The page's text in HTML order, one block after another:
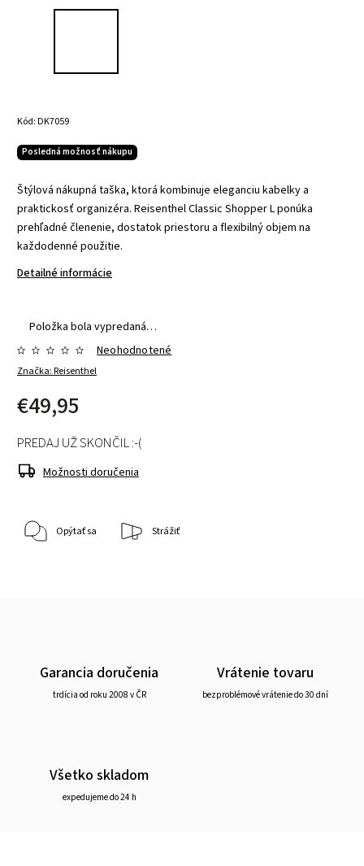
Kód:DK7059
Posledná možnosť nákupu
Štýlová nákupná taška, ktorá kombinuje eleganciu kabelky a
praktickosť organizéra. Reisenthel Classic Shopper L ponúka
prehľadné členenie, dostatok priestoru a flexibilný objem na
každodenné použitie.
Detailné informácie
Položka bola vypredaná…
Značka:Reisenthel
Neohodnotené
€49,95
PREDAJ UŽ SKONČIL :-(
Možnosti doručenia
Opýtať sa Strážiť
Garancia doručenia
trdícia od roku 2008 v ČR
Vrátenie tovaru
bezproblémové vrátenie do 30 dní
Všetko skladom
expedujeme do 24 h